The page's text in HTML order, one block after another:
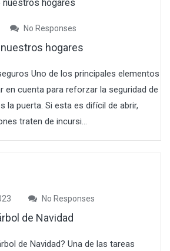
No Responses
hogares
Uno de los principales elementos
en cuenta para reforzar la seguridad de
la puerta. Si esta es difícil de abrir,
traten de incursi...
No Responses
de Navidad
de Navidad? Una de las tareas